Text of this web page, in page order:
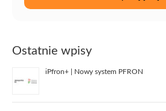
Ostatnie wpisy
iPfron+ | Nowy system PFRON